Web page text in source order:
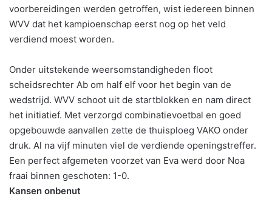
voorbereidingen werden getroffen, wist iedereen binnen
WVV dat het kampioenschap eerst nog op het veld
verdiend moest worden.
Onder uitstekende weersomstandigheden floot
scheidsrechter Ab om half elf voor het begin van de
wedstrijd. WVV schoot uit de startblokken en nam direct
het initiatief. Met verzorgd combinatievoetbal en goed
opgebouwde aanvallen zette de thuisploeg VAKO onder
druk. Al na vijf minuten viel de verdiende openingstreffer.
Een perfect afgemeten voorzet van Eva werd door Noa
fraai binnen geschoten: 1-0.
Kansen onbenut